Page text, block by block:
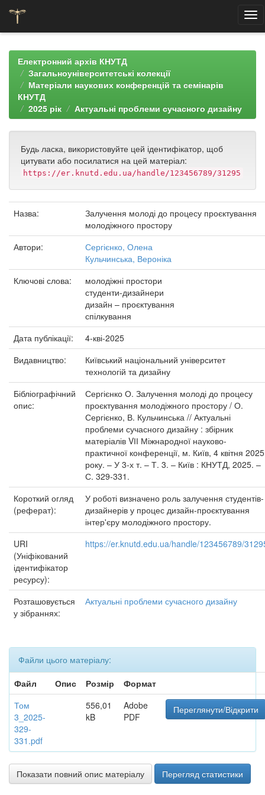
navigationЕлектронний архів КНУТД
Загальноуніверситетські колекції
Матеріали наукових конференцій та семінарів
КНУТД
2025 рік
Актуальні проблеми сучасного дизайну
Будь ласка, використовуйте цей ідентифікатор, щоб
цитувати або посилатися на цей матеріал:
https://er.knutd.edu.ua/handle/123456789/31295
Назва:
Залучення молоді до процесу проєктування
молодіжного простору
Автори:
Сергієнко, Олена
Кульчинська, Вероніка
Ключові слова:
молодіжні простори
студенти-дизайнери
дизайн – проєктування
спілкування
Дата публікації:
4-кві-2025
Видавництво:
Київський національний університет
технологій та дизайну
Бібліографічний
опис:
Сергієнко О. Залучення молоді до процесу
проєктування молодіжного простору / О.
Сергієнко, В. Кульчинська // Актуальні
проблеми сучасного дизайну : збірник
матеріалів VІІ Міжнародної науково-
практичної конференції, м. Київ, 4 квітня 2025
року. – У 3-х т. – Т. 3. – Київ : КНУТД, 2025. –
С. 329-331.
Короткий огляд
(реферат):
У роботі визначено роль залучення студентів-
дизайнерів у процес дизайн-проєктування
інтер'єру молодіжного простору.
URI
(Уніфікований
ідентифікатор
ресурсу):
https://er.knutd.edu.ua/handle/123456789/
Розташовується
у зібраннях:
Актуальні проблеми сучасного дизайну
Файли цього матеріалу:
Файл
Опис Розмір
Формат
Том
3_2025-
329-
331.pdf
556,01
kB
Adobe
PDF
Переглянути/Відкрити
Показати повний опис матеріалу Перегляд статистики